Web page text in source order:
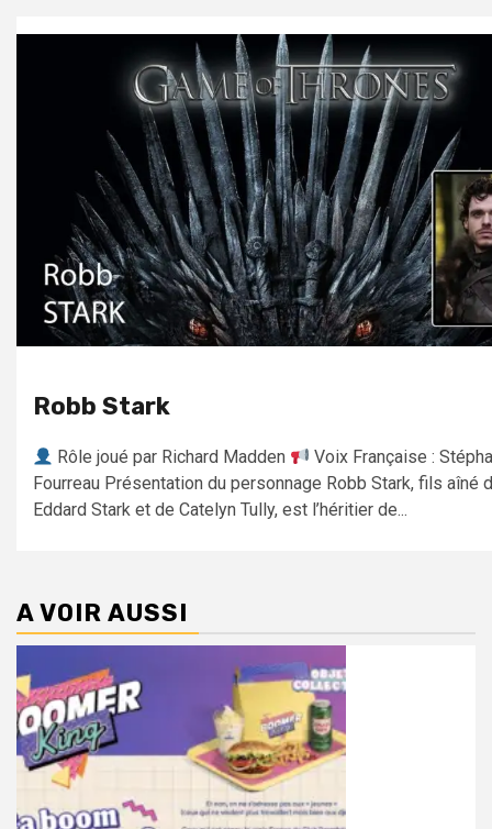
Robb Stark
Rôle joué par Richard Madden
Voix Française :
Fourreau Présentation du personnage Robb Stark, fils aîné
Eddard Stark et de Catelyn Tully, est l’héritier de...
A VOIR AUSSI